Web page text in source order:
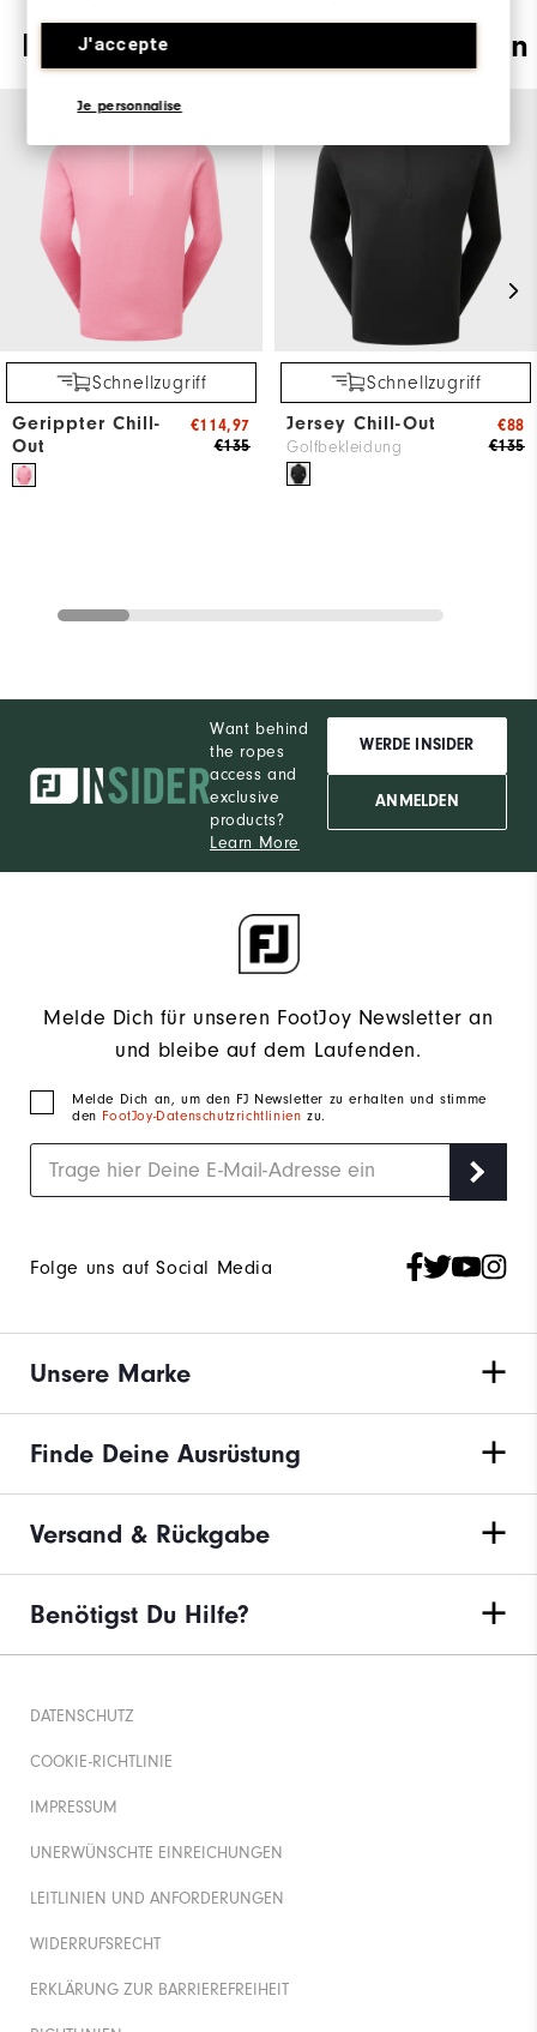
J'accepte
Je personnalise
Dies könnte Sie auch interessieren
Schnellzugriff
Gerippter Chill-
Out
€135
€114,97
Schnellzugriff
Jersey Chill-Out
Golfbekleidung €135
€88
Want behind
the ropes
access and
exclusive
products?
Learn More
WERDE INSIDER
ANMELDEN
Melde Dich für unseren FootJoy Newsletter an
und bleibe auf dem Laufenden.
Melde Dich an, um den FJ Newsletter zu erhalten und stimme
den FootJoy-Datenschutzrichtlinienzu.
Folge uns auf Social Media
Unsere Marke
Finde Deine Ausrüstung
Versand & Rückgabe
Benötigst Du Hilfe?
DATENSCHUTZ
COOKIE-RICHTLINIE
IMPRESSUM
UNERWÜNSCHTE EINREICHUNGEN
LEITLINIEN UND ANFORDERUNGEN
WIDERRUFSRECHT
ERKLÄRUNG ZUR BARRIEREFREIHEIT